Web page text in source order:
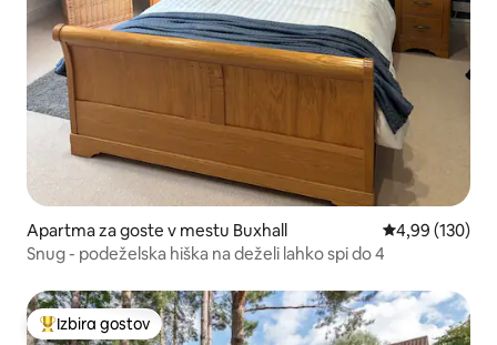
Apartma za goste v mestu Buxhall Povprečna
4,99 (130)
Snug - podeželska hiška na deželi lahko spi do 4
Najbolj priljubljena prenočišča z značko »Izbira gostov«
Izbira gostov